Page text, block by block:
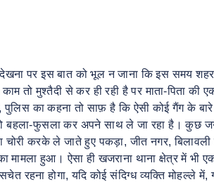
पर इस बात को भूल न जाना कि इस समय
तो मुश्तैदी से कर ही रही है पर माता-पिता की
हैं, पुलिस का कहना तो साफ़ है कि ऐसी कोई
को बहला-फुसला कर अपने साथ ले जा रहा है।
चोरी करके ले जाते हुए पकड़ा, जीत नगर,
मामला हुआ। ऐसा ही खजराना थाना क्षेत्र में
रहना होगा, यदि कोई संदिग्ध व्यक्ति